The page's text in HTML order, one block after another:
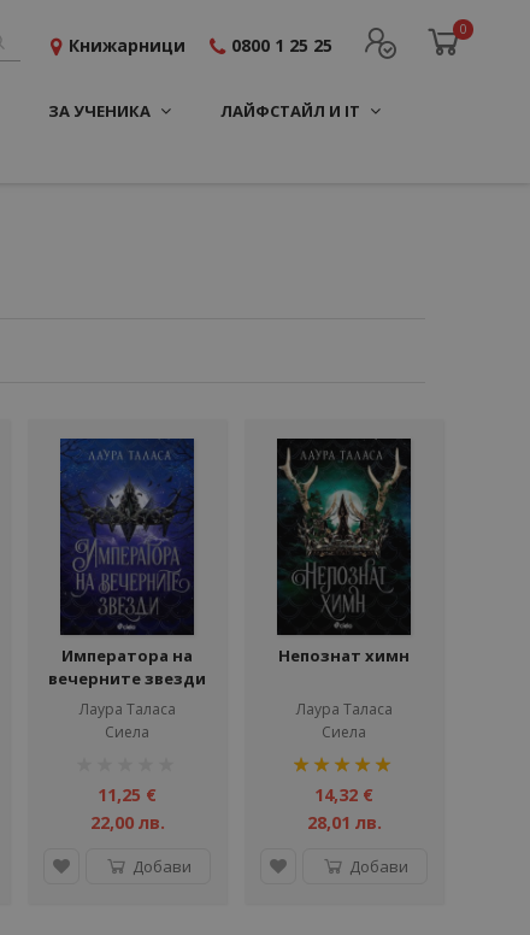
0
Книжарници 0800 1 25 25
ЗА УЧЕНИКА ЛАЙФСТАЙЛ И IT
Императора на
вечерните звезди
Лаура Таласа
Сиела
11,25 €
22,00 лв.
Добави
Непознат химн
Лаура Таласа
Сиела
рейтинг:
100%14,32 €
28,01 лв.
Добави